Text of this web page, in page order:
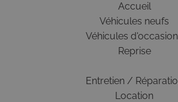
Accueil
Véhicules neufs
Véhicules
Reprise
Entretien /
Location